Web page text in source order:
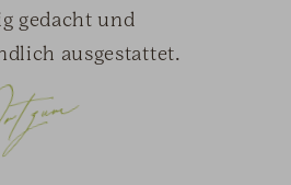
gedacht und
ausgestattet.